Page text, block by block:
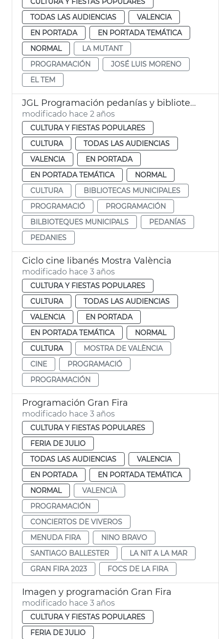
TODAS LAS AUDIENCIAS
VALENCIA
EN PORTADA
EN PORTADA TEMÁTICA
NORMAL
LA MUTANT
PROGRAMACIÓN
JOSÉ LUIS MORENO
EL TEM
JGL Programación pedanías y bibliotecas
modificado hace 2 años
CULTURA Y FIESTAS POPULARES
CULTURA
TODAS LAS AUDIENCIAS
VALENCIA
EN PORTADA
EN PORTADA TEMÁTICA
NORMAL
CULTURA
BIBLIOTECAS MUNICIPALES
PROGRAMACIÓ
PROGRAMACIÓN
BILBIOTEQUES MUNICIPALS
PEDANÍAS
PEDANIES
Ciclo cine libanés Mostra València
modificado hace 3 años
CULTURA Y FIESTAS POPULARES
CULTURA
TODAS LAS AUDIENCIAS
VALENCIA
EN PORTADA
EN PORTADA TEMÁTICA
NORMAL
CULTURA
MOSTRA DE VALÈNCIA
CINE
PROGRAMACIÓ
PROGRAMACIÓN
Programación Gran Fira
modificado hace 3 años
CULTURA Y FIESTAS POPULARES
FERIA DE JULIO
TODAS LAS AUDIENCIAS
VALENCIA
EN PORTADA
EN PORTADA TEMÁTICA
NORMAL
VALENCIÀ
PROGRAMACIÓN
CONCIERTOS DE VIVEROS
MENUDA FIRA
NINO BRAVO
SANTIAGO BALLESTER
LA NIT A LA MAR
GRAN FIRA 2023
FOCS DE LA FIRA
Imagen y programación Gran Fira
modificado hace 3 años
CULTURA Y FIESTAS POPULARES
FERIA DE JULIO